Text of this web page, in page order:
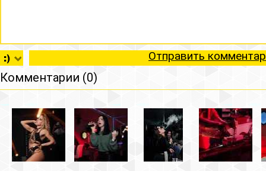
Отправить
Комментарии (0)